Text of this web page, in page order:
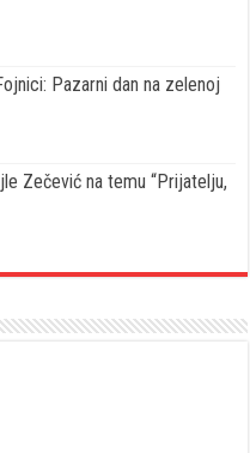
Pazarni dan na zelenoj
Zečević na temu “Prijatelju,